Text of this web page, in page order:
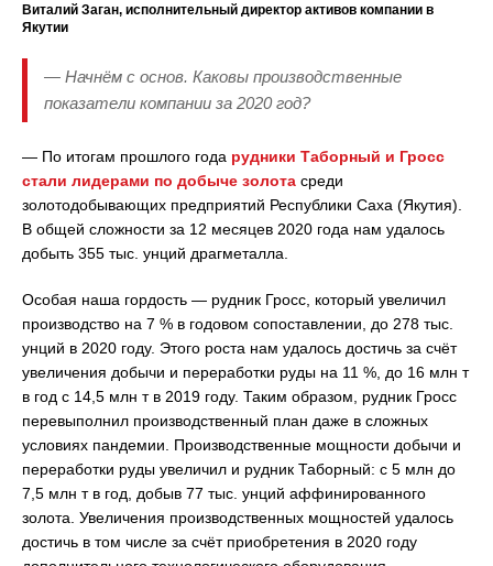
Виталий Заган, исполнительный директор активов компании в
Якутии
— Начнём с основ. Каковы производственные
показатели компании за 2020 год?
— По итогам прошлого года рудники Таборный и Гросс
стали лидерами по добыче золота среди
золотодобывающих предприятий Республики Саха (Якутия).
В общей сложности за 12 месяцев 2020 года нам удалось
добыть 355 тыс. унций драгметалла.
Особая наша гордость — рудник Гросс, который увеличил
производство на 7 % в годовом сопоставлении, до 278 тыс.
унций в 2020 году. Этого роста нам удалось достичь за счёт
увеличения добычи и переработки руды на 11 %, до 16 млн т
в год с 14,5 млн т в 2019 году. Таким образом, рудник Гросс
перевыполнил производственный план даже в сложных
условиях пандемии. Производственные мощности добычи и
переработки руды увеличил и рудник Таборный: с 5 млн до
7,5 млн т в год, добыв 77 тыс. унций аффинированного
золота. Увеличения производственных мощностей удалось
достичь в том числе за счёт приобретения в 2020 году